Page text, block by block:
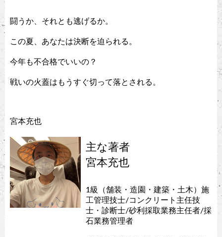
闘うか、それとも逃げるか。
この夏、あなたは決断を迫られる。
今年も不合格でいいの？
戦いの火蓋はもうすぐ切って落とされる。
宮本充也
主な著者
宮本充也
1級（舗装・造園・建築・土木）施
工管理技士/コンクリート主任技
士・診断士/砂利採取業務主任者/採
石業務管理者